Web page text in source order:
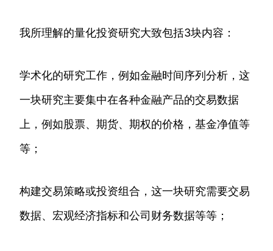
我所理解的量化投资研究大致包括3块内容：
学术化的研究工作，例如金融时间序列分析，这
一块研究主要集中在各种金融产品的交易数据
上，例如股票、期货、期权的价格，基金净值等
等；
构建交易策略或投资组合，这一块研究需要交易
数据、宏观经济指标和公司财务数据等等；